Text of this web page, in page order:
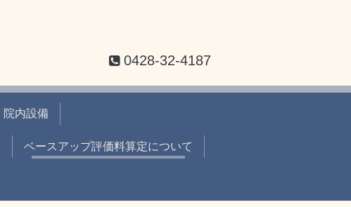
0428-32-4187
院内設備
ベースアップ評価料算定について